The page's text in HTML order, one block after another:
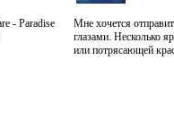
- Paradise
Мне хочется
глазами. Несколько
или потрясающей